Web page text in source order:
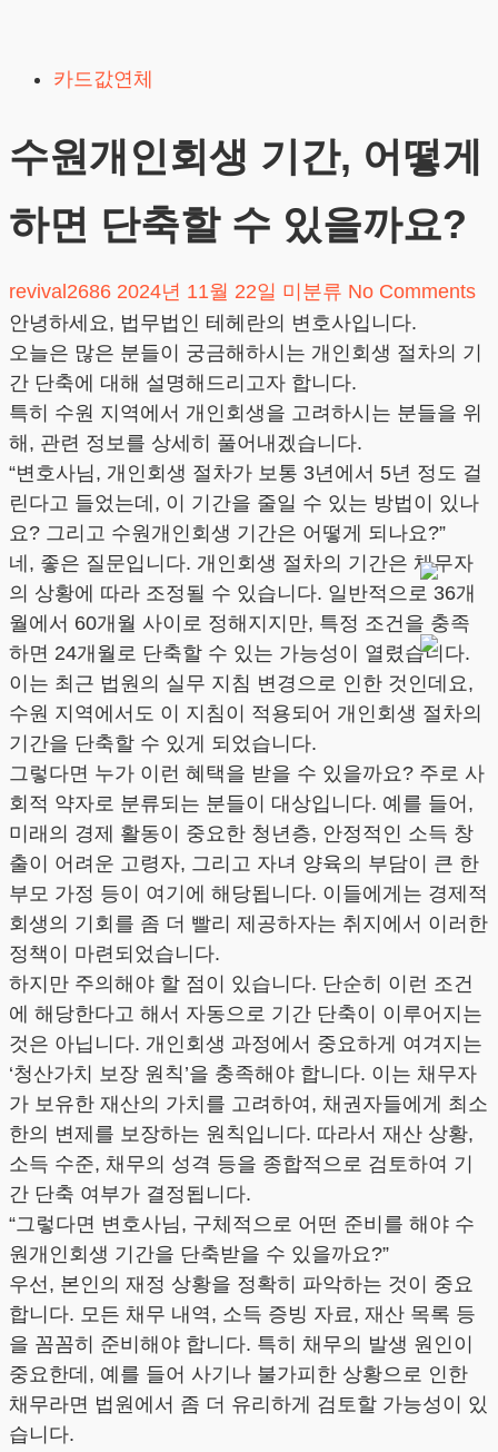
content
카드값연체
수원개인회생 기간, 어떻게
하면 단축할 수 있을까요?
revival2686 2024년 11월 22일 미분류 No Comments
안녕하세요, 법무법인 테헤란의 변호사입니다.
오늘은 많은 분들이 궁금해하시는 개인회생 절차의 기
간 단축에 대해 설명해드리고자 합니다.
특히 수원 지역에서 개인회생을 고려하시는 분들을 위
해, 관련 정보를 상세히 풀어내겠습니다.
“변호사님, 개인회생 절차가 보통 3년에서 5년 정도 걸
린다고 들었는데, 이 기간을 줄일 수 있는 방법이 있나
요? 그리고 수원개인회생 기간은 어떻게 되나요?”
네, 좋은 질문입니다. 개인회생 절차의 기간은 채무자
의 상황에 따라 조정될 수 있습니다. 일반적으로 36개
월에서 60개월 사이로 정해지지만, 특정 조건을 충족
하면 24개월로 단축할 수 있는 가능성이 열렸습니다.
이는 최근 법원의 실무 지침 변경으로 인한 것인데요,
수원 지역에서도 이 지침이 적용되어 개인회생 절차의
기간을 단축할 수 있게 되었습니다.
그렇다면 누가 이런 혜택을 받을 수 있을까요? 주로 사
회적 약자로 분류되는 분들이 대상입니다. 예를 들어,
미래의 경제 활동이 중요한 청년층, 안정적인 소득 창
출이 어려운 고령자, 그리고 자녀 양육의 부담이 큰 한
부모 가정 등이 여기에 해당됩니다. 이들에게는 경제적
회생의 기회를 좀 더 빨리 제공하자는 취지에서 이러한
정책이 마련되었습니다.
하지만 주의해야 할 점이 있습니다. 단순히 이런 조건
에 해당한다고 해서 자동으로 기간 단축이 이루어지는
것은 아닙니다. 개인회생 과정에서 중요하게 여겨지는
‘청산가치 보장 원칙’을 충족해야 합니다. 이는 채무자
가 보유한 재산의 가치를 고려하여, 채권자들에게 최소
한의 변제를 보장하는 원칙입니다. 따라서 재산 상황,
소득 수준, 채무의 성격 등을 종합적으로 검토하여 기
간 단축 여부가 결정됩니다.
“그렇다면 변호사님, 구체적으로 어떤 준비를 해야 수
원개인회생 기간을 단축받을 수 있을까요?”
우선, 본인의 재정 상황을 정확히 파악하는 것이 중요
합니다. 모든 채무 내역, 소득 증빙 자료, 재산 목록 등
을 꼼꼼히 준비해야 합니다. 특히 채무의 발생 원인이
중요한데, 예를 들어 사기나 불가피한 상황으로 인한
채무라면 법원에서 좀 더 유리하게 검토할 가능성이 있
습니다.